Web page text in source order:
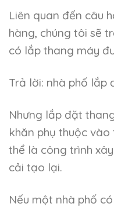
Liên quan đến câu
hàng, chúng tôi sẽ
có lắp thang máy
Trả lời: nhà phố lắp
Nhưng lắp đặt
khăn phụ thuộc
thể là công trình
cải tạo lại.
Nếu một nhà phố